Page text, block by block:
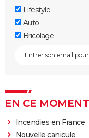
Lifestyle
Auto
Bricolage
EN CE MOMENT
Incendies en France
Nouvelle canicule